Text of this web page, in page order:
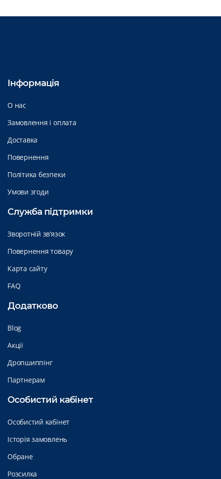
Інформація
О нас
Замовлення і оплата
Доставка
Повернення
Політика безпеки
Умови згоди
Служба підтримки
Зворотній зв’язок
Повернення товару
Карта сайту
FAQ
Додатково
Blog
Акції
Дропшиппінг
Партнерам
Особистий кабінет
Особистий кабінет
Історія замовлень
Обране
Розсилка